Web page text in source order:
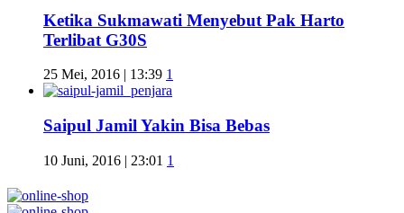
Ketika Sukmawati Menyebut Pak Harto
Terlibat G30S
25 Mei, 2016 | 13:39 1
Saipul Jamil Yakin Bisa Bebas
10 Juni, 2016 | 23:01 1